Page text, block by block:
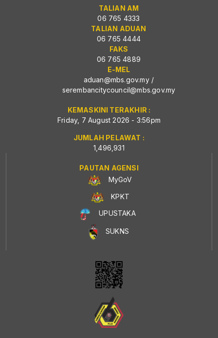
TALIAN AM
06 765 4333
TALIAN ADUAN
06 765 4444
FAKS
06 765 4889
E-MEL
aduan@mbs.gov.my/
serembancitycouncil@mbs.gov.my
KEMASKINI TERAKHIR :
Friday, 7 August 2026 - 3:56pm
JUMLAH PELAWAT :
1,496,931
PAUTAN AGENSI
MyGoV
KPKT
UPUSTAKA
SUKNS